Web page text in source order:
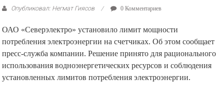
Опубликовал: Негмат Гиясов 0 Комментариев
ОАО «Северэлектро» установило лимит мощности
потребления электроэнергии на счетчиках. Об этом сообщает
пресс-служба компании. Решение принято для рационального
использования водноэнергетических ресурсов и соблюдения
установленных лимитов потребления электроэнергии.